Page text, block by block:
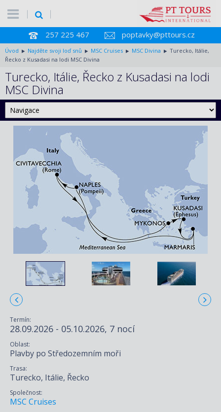
257 225 467 poptavky@pttours.cz
Úvod Najděte svoji loď snů MSC Cruises MSC Divina
Turecko, Itálie,
Řecko z Kusadasi na lodi MSC Divina
Turecko, Itálie, Řecko z Kusadasi na lodi
MSC Divina
Termín:
28.09.2026 - 05.10.2026, 7 nocí
Oblast:
Plavby po Středozemním moři
Trasa:
Turecko, Itálie, Řecko
Společnost:
MSC Cruises